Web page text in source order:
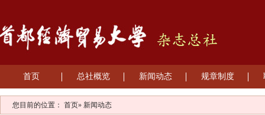
首页 总社概览 新闻动态 规章制度
您目前的位置： 首页» 新闻动态